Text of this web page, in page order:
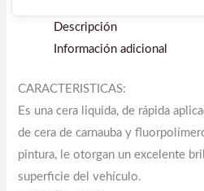
Descripción
Información adicional
CARACTERISTICAS:
Es una cera liquida, de rápida
de cera de carnauba y
pintura, le otorgan un excelente
superficie del vehículo.